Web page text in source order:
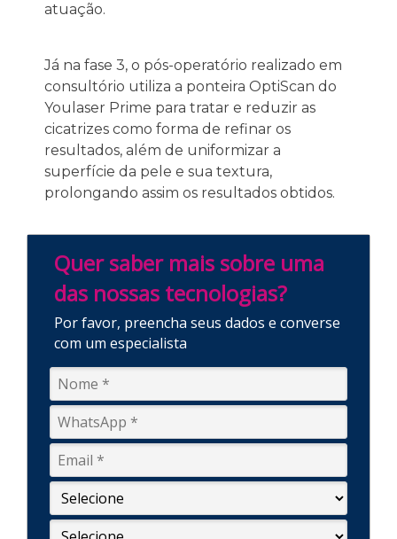
atuação.
Já na fase 3, o pós-operatório realizado em
consultório utiliza a ponteira OptiScan do
Youlaser Prime para tratar e reduzir as
cicatrizes como forma de refinar os
resultados, além de uniformizar a
superfície da pele e sua textura,
prolongando assim os resultados obtidos.
Quer saber mais sobre uma
das nossas tecnologias?
Por favor, preencha seus dados e converse
com um especialista